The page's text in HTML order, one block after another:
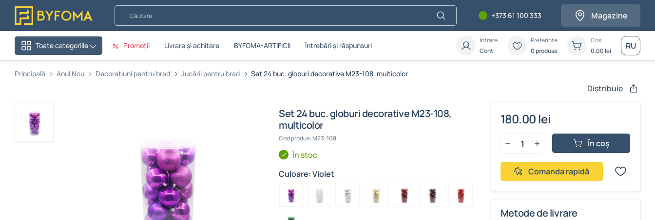
Căutare
+373 61 100 333 Magazine
Toate categoriile Promoții Livrare și achitare BYFOMA-ARTIFICII Întrebări și răspunsuri
Intrare
Cont
Preferințe
0 produse
Coș
0.00 lei RU
Principală Anul Nou Decorațiuni pentru brad Jucării pentru brad Set 24 buc. globuri decorative M23-108, multicolor
Set 24 buc. globuri decorative M23-108,
multicolor
Cod produs: M23-108
În stoc
Culoare: Violet
Distribuie
180.00 lei
În coș
Comanda rapidă
Metode de livrare